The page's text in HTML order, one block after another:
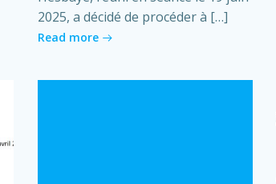
2025, a décidé de procéder à […]
Read more